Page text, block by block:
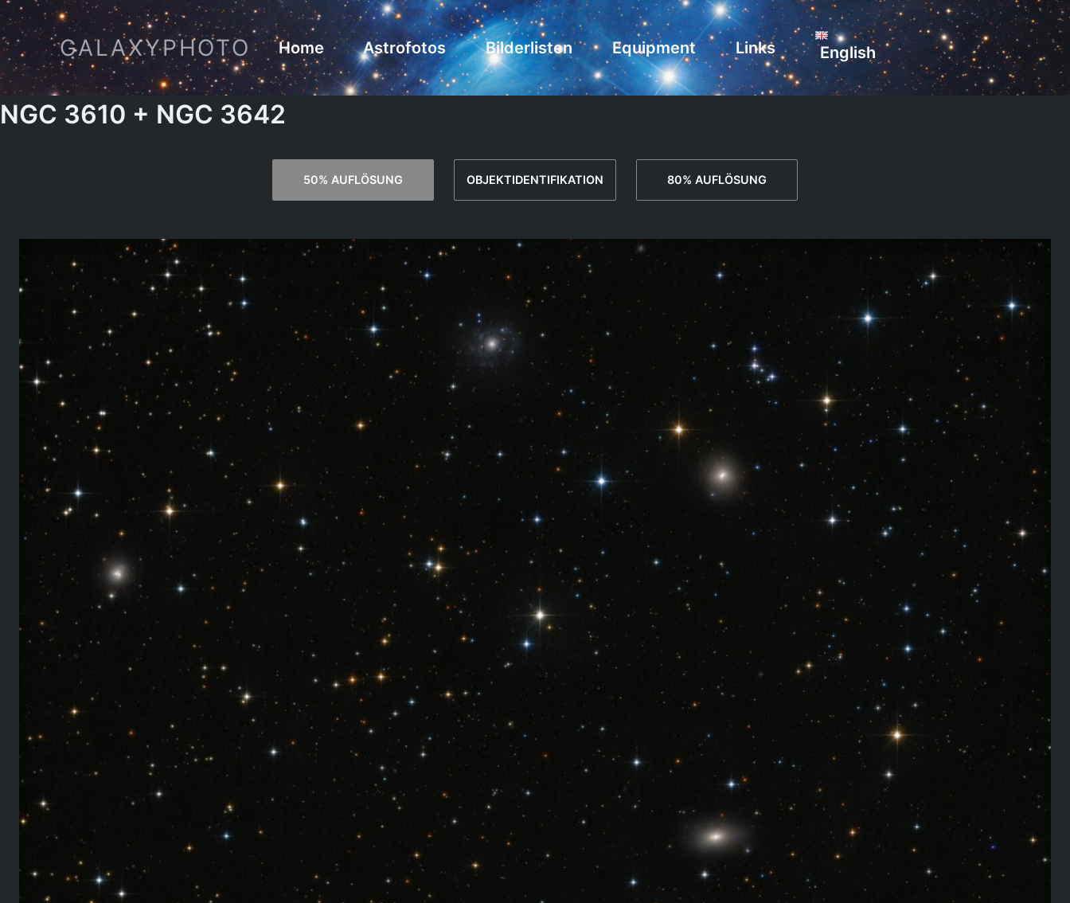
Zum
Inhalt
springen
GALAXYPHOTO Home Astrofotos Bilderlisten Equipment Links English
NGC 3610 + NGC 3642
50% AUFLÖSUNG OBJEKTIDENTIFIKATION 80% AUFLÖSUNG